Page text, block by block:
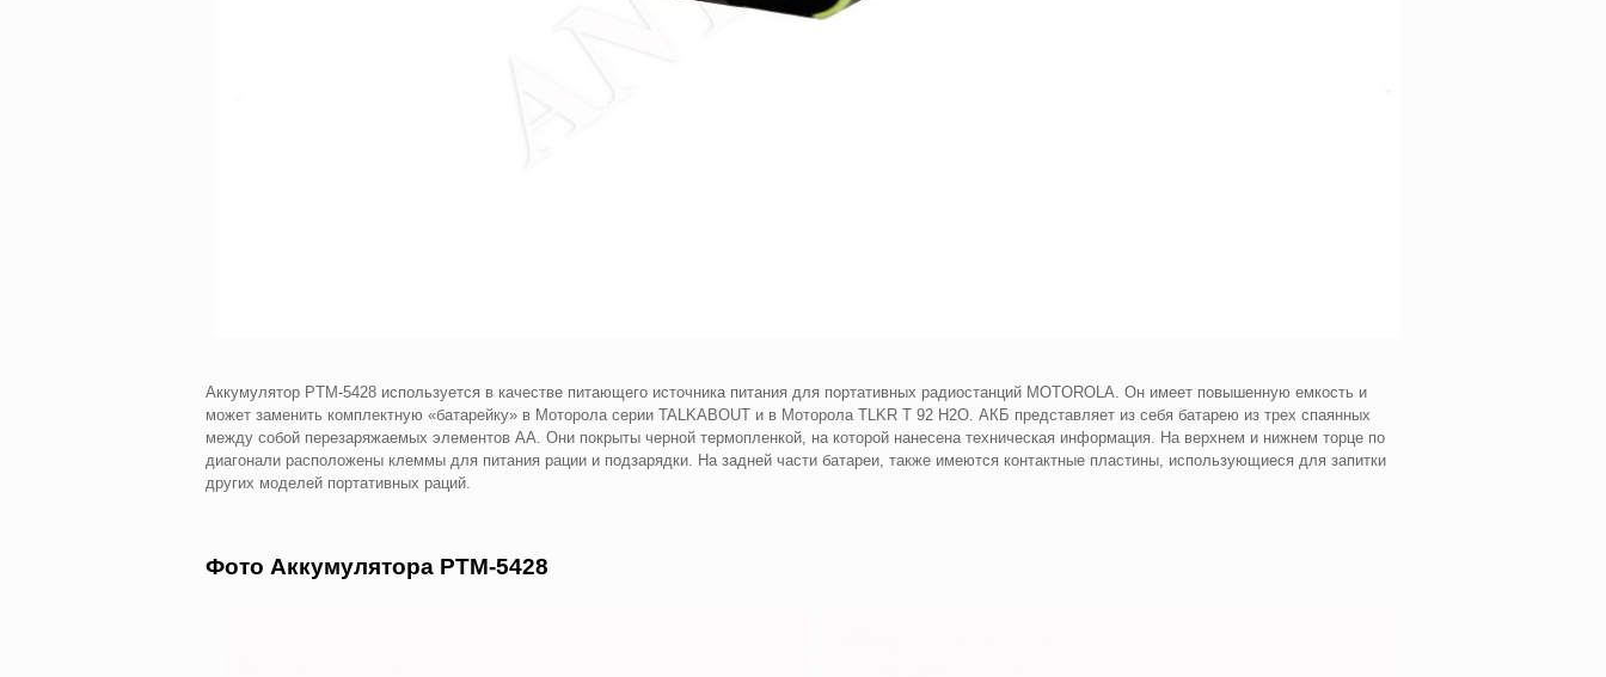
Аккумулятор PTM-5428 используется в качестве питающего источника питания для портативных радиостанций MOTOROLA. Он имеет повышенную емкость и
может заменить комплектную «батарейку» в Моторола серии TALKABOUT и в Моторола TLKR T 92 H2O. АКБ представляет из себя батарею из трех спаянных
между собой перезаряжаемых элементов АА. Они покрыты черной термопленкой, на которой нанесена техническая информация. На верхнем и нижнем торце по
диагонали расположены клеммы для питания рации и подзарядки. На задней части батареи, также имеются контактные пластины, использующиеся для запитки
других моделей портативных раций.
Фото Аккумулятора PTM-5428